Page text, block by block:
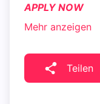
APPLY NOW
Mehr anzeigen
Teilen